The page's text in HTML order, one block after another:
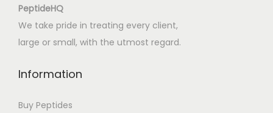
PeptideHQ
We take pride in treating every client,
large or small, with the utmost regard.
Information
Buy Peptides